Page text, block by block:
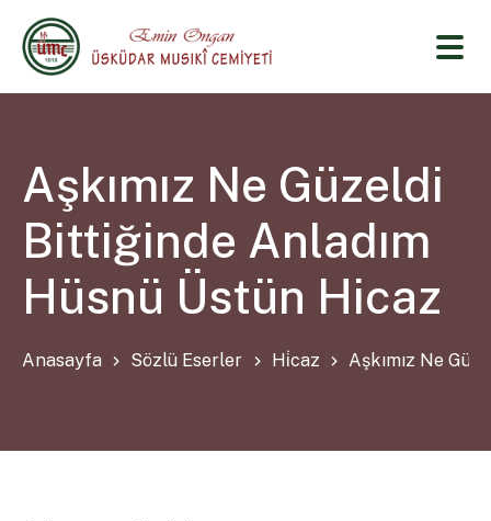
Aşkımız Ne Güzeldi
Bittiğinde Anladım
Hüsnü Üstün Hicaz
Anasayfa Sözlü Eserler Hi̇caz Aşkımız Ne